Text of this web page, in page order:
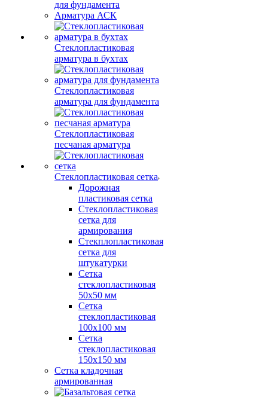
для фундамента
Арматура АСК
Стеклопластиковая
арматура в бухтах
Стеклопластиковая
арматура для фундамента
Стеклопластиковая
песчаная арматура
Стеклопластиковая сетка
Дорожная
пластиковая сетка
Стеклопластиковая
сетка для
армирования
Стекплопластиковая
сетка для
штукатурки
Сетка
стеклопластиковая
50x50 мм
Сетка
стеклопластиковая
100x100 мм
Сетка
стеклопластиковая
150x150 мм
Сетка кладочная
армированная